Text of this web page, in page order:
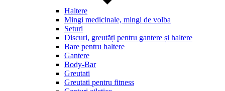
Haltere
Mingi medicinale, mingi de volba
Seturi
Discuri, greutăți pentru gantere și haltere
Bare pentru haltere
Gantere
Body-Bar
Greutati
Greutati pentru fitness